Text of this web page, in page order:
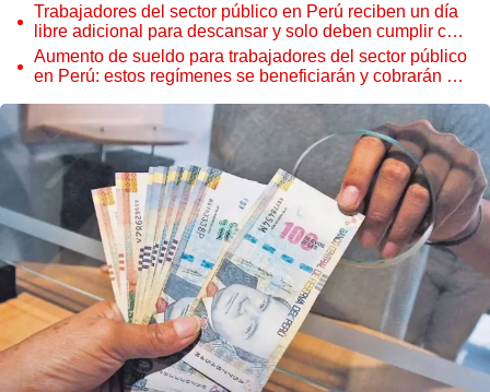
Trabajadores del sector público en Perú reciben un día
libre adicional para descansar y solo deben cumplir con
este único requisito en 2025
Aumento de sueldo para trabajadores del sector público
en Perú: estos regímenes se beneficiarán y cobrarán a